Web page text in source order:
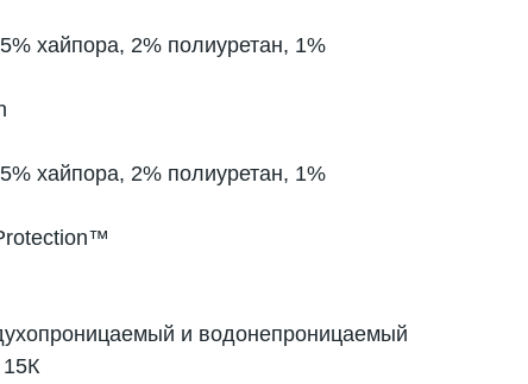
хайпора, 2% полиуретан, 1%
хайпора, 2% полиуретан, 1%
и водонепроницаемый